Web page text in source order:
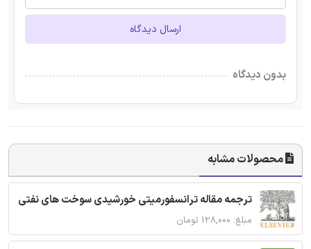
ارسال دیدگاه
بدون دیدگاه
محصولات مشابه
ترجمه مقاله ترانسفورمیتی خورشیدی سوخت های نفتی
مبلغ: ۱۲۸,۰۰۰ تومان